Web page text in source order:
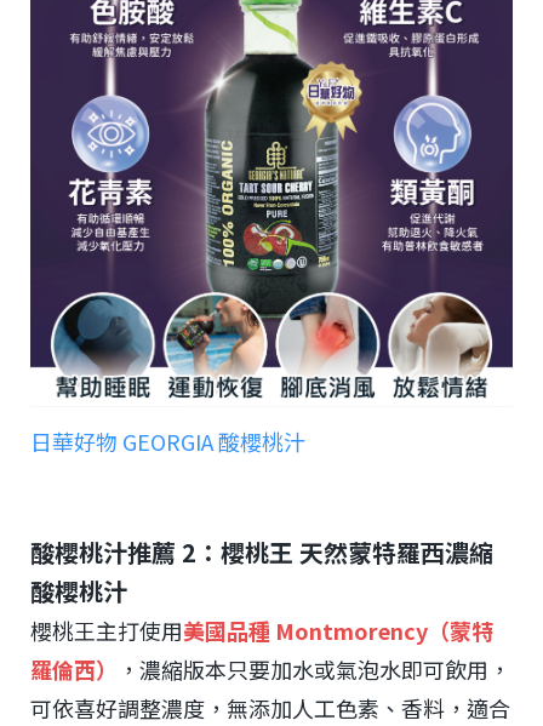
日華好物 GEORGIA 酸櫻桃汁
酸櫻桃汁推薦 2：櫻桃王 天然蒙特羅西濃縮
酸櫻桃汁
櫻桃王主打使用美國品種 Montmorency（蒙特
羅倫西）
，濃縮版本只要加水或氣泡水即可飲用，
可依喜好調整濃度，無添加人工色素、香料，適合